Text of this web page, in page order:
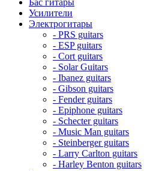
Бас гитары
Усилители
Электрогитары
- PRS guitars
- ESP guitars
- Cort guitars
- Solar Guitars
- Ibanez guitars
- Gibson guitars
- Fender guitars
- Epiphone guitars
- Schecter guitars
- Music Man guitars
- Steinberger guitars
- Larry Carlton guitars
- Harley Benton guitars